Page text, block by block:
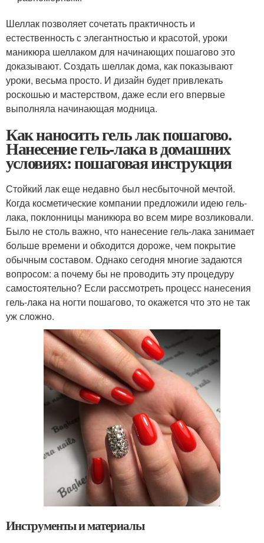
Шеллак позволяет сочетать практичность и
естественность с элегантностью и красотой, уроки
маникюра шеллаком для начинающих пошагово это
доказывают. Создать шеллак дома, как показывают
уроки, весьма просто. И дизайн будет привлекать
роскошью и мастерством, даже если его впервые
выполняла начинающая модница.
Как наносить гель лак пошагово.
Нанесение гель-лака в домашних
условиях: пошаговая инструкция
Стойкий лак еще недавно был несбыточной мечтой.
Когда косметические компании предложили идею гель-
лака, поклонницы маникюра во всем мире возликовали.
Было не столь важно, что нанесение гель-лака занимает
больше времени и обходится дороже, чем покрытие
обычным составом. Однако сегодня многие задаются
вопросом: а почему бы не проводить эту процедуру
самостоятельно? Если рассмотреть процесс нанесения
гель-лака на ногти пошагово, то окажется что это не так
уж сложно.
Инструменты и материалы